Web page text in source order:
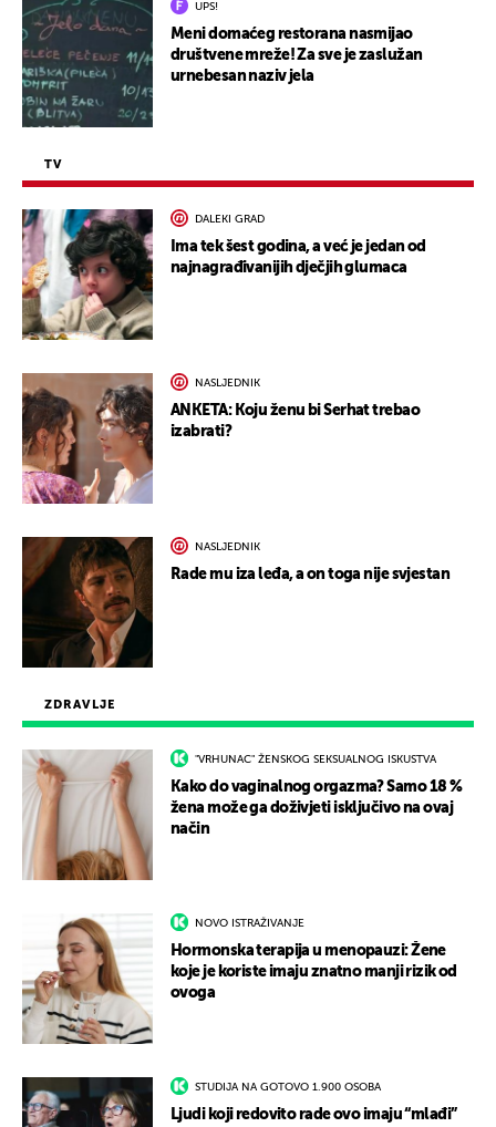
ZDRAVLJE
"VRHUNAC" ŽENSKOG SEKSUALNOG ISKUSTVA
Kako do vaginalnog orgazma? Samo 18 %
žena može ga doživjeti isključivo na ovaj
način
NOVO ISTRAŽIVANJE
Hormonska terapija u menopauzi: Žene
koje je koriste imaju znatno manji rizik od
ovoga
STUDIJA NA GOTOVO 1.900 OSOBA
Ljudi koji redovito rade ovo imaju “mlađi”
UPS!
Meni domaćeg restorana nasmijao
društvene mreže! Za sve je zaslužan
urnebesan naziv jela
TV
DALEKI GRAD
Ima tek šest godina, a već je jedan od
najnagrađivanijih dječjih glumaca
NASLJEDNIK
ANKETA: Koju ženu bi Serhat trebao
izabrati?
NASLJEDNIK
Rade mu iza leđa, a on toga nije svjestan